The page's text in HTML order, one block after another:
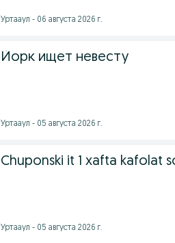
Уртааул - 06 августа 2026 г.
Йорк ищет невесту
Уртааул - 05 августа 2026 г.
Chuponski it 1 xafta kafolat
Уртааул - 05 августа 2026 г.